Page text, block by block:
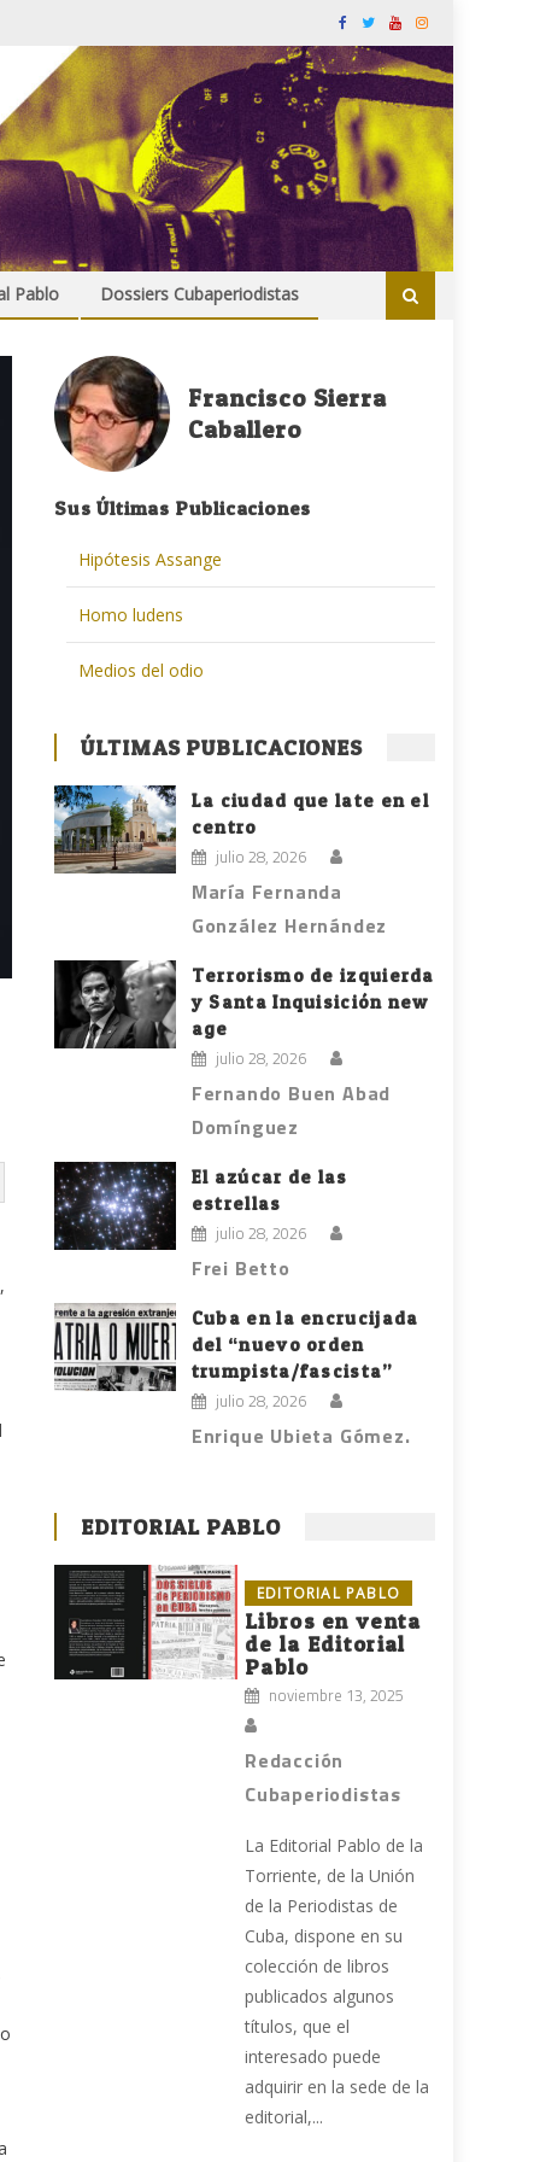
Pablo Dossiers Cubaperiodistas
Francisco Sierra
Caballero
Sus Últimas Publicaciones
Hipótesis Assange
Homo ludens
Medios del odio
ÚLTIMAS PUBLICACIONES
La ciudad que late en el
centro
julio 28, 2026
María Fernanda
González Hernández
Terrorismo de izquierda
y Santa Inquisición new
age
julio 28, 2026
Fernando Buen Abad
Domínguez
El azúcar de las
estrellas
julio 28, 2026
Frei Betto
Cuba en la encrucijada
del “nuevo orden
trumpista/fascista”
julio 28, 2026
Enrique Ubieta Gómez.
EDITORIAL PABLO
EDITORIAL PABLO
Libros en venta
de la Editorial
Pablo
noviembre 13, 2025
Redacción
Cubaperiodistas
La Editorial Pablo de la
Torriente, de la Unión
de la Periodistas de
Cuba, dispone en su
colección de libros
publicados algunos
títulos, que el
interesado puede
adquirir en la sede de la
editorial,...